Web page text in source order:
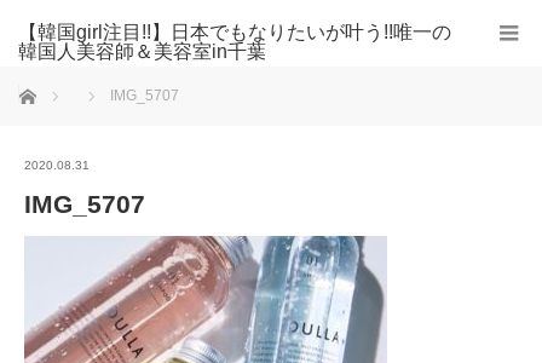
【韓国girl注目!!】日本でもなりたいが叶う!!唯一の
韓国人美容師＆美容室in千葉
ホーム IMG_5707
2020.08.31
IMG_5707